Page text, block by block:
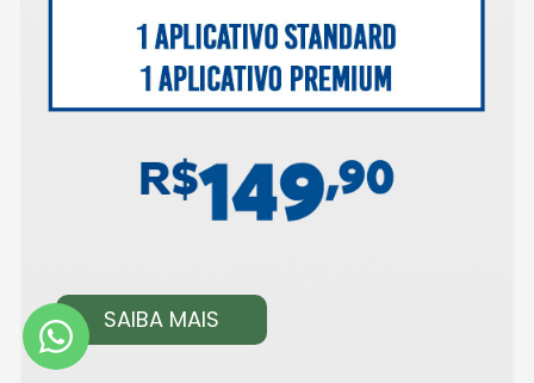
SAIBA MAIS